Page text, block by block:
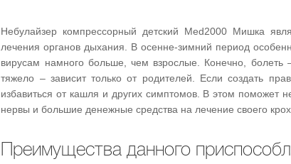
Небулайзер компрессорный детский Med2000 Мишка
лечения органов дыхания. В осенне-зимний период
вирусам намного больше, чем взрослые. Конечно, болеть
тяжело – зависит только от родителей. Если создать
избавиться от кашля и других симптомов. В этом поможет
нервы и большие денежные средства на лечение своего
Преимущества данного